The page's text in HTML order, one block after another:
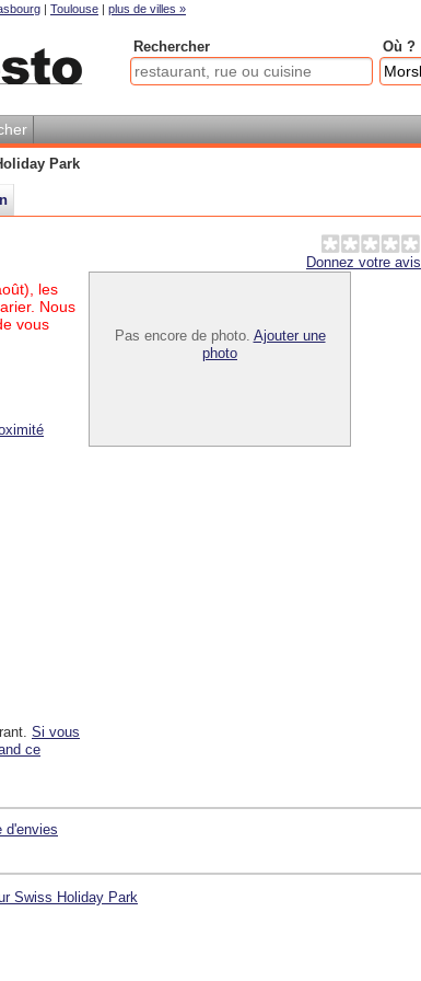
| Toulouse | plus de villes »
Rechercher Où ?
Park
Donnez votre avis
Pas encore de photo. Ajouter une
photo
les
Nous
vous
Si vous
ce
d'envies
Swiss Holiday Park